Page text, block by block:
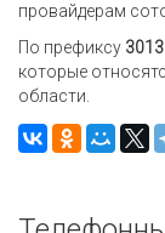
провайдерам
По префиксу
которые
области.